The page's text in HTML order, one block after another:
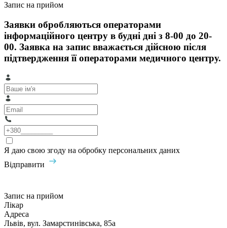
Запис на прийом
Заявки обробляються операторами
інформаційного центру в будні дні з 8-00 до 20-
00. Заявка на запис вважається дійсною після
підтвердження її операторами медичного центру.
Я даю свою згоду на обробку персональних даних
Відправити
Запис на прийом
Лікар
Адреса
Львів, вул. Замарстинівська, 85а